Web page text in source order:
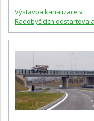
Výstavba kanalizace v
Radobyčicích odstartovala